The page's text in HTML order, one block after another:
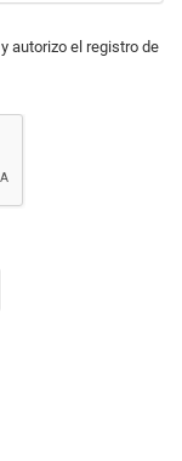
y autorizo el registro de